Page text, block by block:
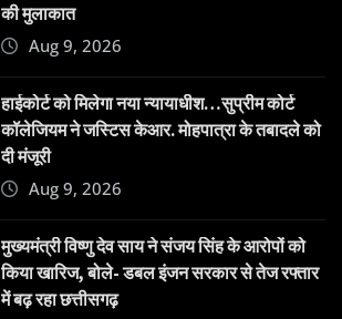
की मुलाकात
Aug 9, 2026
हाईकोर्ट को मिलेगा नया न्यायाधीश…सुप्रीम कोर्ट
कॉलेजियम ने जस्टिस केआर. मोहपात्रा के तबादले को
दी मंजूरी
Aug 9, 2026
मुख्यमंत्री विष्णु देव साय ने संजय सिंह के आरोपों को
किया खारिज, बोले- डबल इंजन सरकार से तेज रफ्तार
में बढ़ रहा छत्तीसगढ़